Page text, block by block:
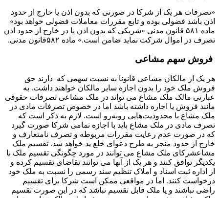
«تصرفات هر یک از شرکا در صورتی که بدون اذن یا خارج از حدود
اذن باشد فضولی بوده و تابع مقررات معاملات فضولی خواهد بود»
ماده ۵۸۱ قانون مدنی «شریکی که بدون اذن یا در خارج از حدود اذن
تصرف در اموال شرکت نماید ضامن است.» ماده ۵۸۲قانون مدنی.
فروش سهم مشاعی
هر یک از مالکان مشاعی قانونا به نسبت سهمی که دارند حق
فروش ملک خود را بدون اجازه سایر مالکان خواهند داشت. به
عبارتی مالک ملک مشاع می تواند در ملک مشاعی تصرفات حقوقی
مانند فروش یا اجاره داشته باشد اما در خصوص تصرفات مادی در
ملک مشاع با محدودیت‌هایی روبه‌رو است. لازم به ذکر است که
تصرف مادی در ملک مشاع باید با اجازه تمامی شرکا صورت گیرد
که در صورت عدم رعایت مقررات مربوطه و تصرف نامتعارف و
خارج از حدود منجر به طرح دعوای خلع ید خواهد شد. تقسیم ملک
مشاعشرکای ملک مشاع می توانند در مورد چگونگی تقسیم ملک با
یکدیگر توافق کنند و هر یک از آنها می توانند تقاضای تقسیم کرده و
از اداره ثبت اسناد و املاک تنظیم سند رسمی را نسبت به ملک خود
درخواست کنند. اما در مواقعی ممکن است شرکا برای تقسیم
راضی نباشند و یا ملک قابل تقسیم نباشد که در این صورت تقسیم